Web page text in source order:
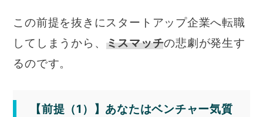
この前提を抜きにスタートアップ企業へ転職
してしまうから、 ミスマッチの悲劇が発生す
るのです。
【前提（1）】あなたはベンチャー気質